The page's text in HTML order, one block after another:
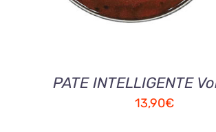
PATE INTELLIGENTE
13,90€